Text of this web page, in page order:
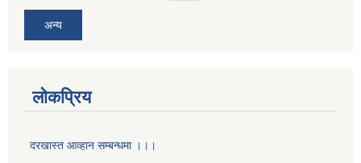
अन्य
लोकप्रिय
दरखास्त आव्हान सम्बन्धमा ।।।